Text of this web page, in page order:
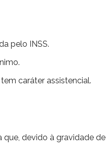
pelo INSS.
caráter assistencial.
devido à gravidade de